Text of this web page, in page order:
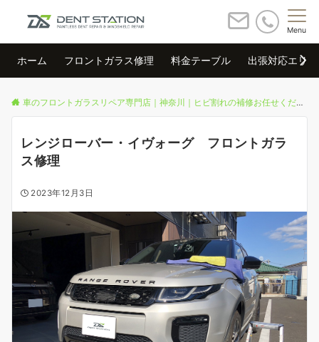
Menu
ホーム フロントガラス修理 料金テーブル 出張対応エリア
車のフロントガラスリペア専門店｜神奈川｜ヒビ割れの補修お任せください
レンジローバー・イヴォーグ フロントガラ
ス修理
2023年12月3日